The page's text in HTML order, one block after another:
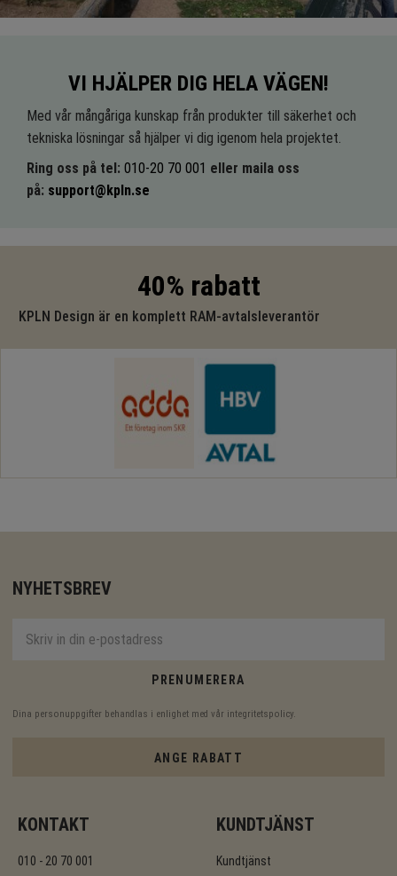
VI HJÄLPER DIG HELA VÄGEN!
Med vår mångåriga kunskap från produkter till säkerhet och
tekniska lösningar så hjälper vi dig igenom hela projektet.
Ring oss på tel: 010-20 70 001 eller maila oss
på: support@kpln.se
40% rabatt
KPLN Design är en komplett RAM-avtalsleverantör
NYHETSBREV
PRENUMERERA
Dina personuppgifter behandlas i enlighet med vår integritetspolicy
ANGE RABATT
KONTAKT
010 - 20 70 001
KUNDTJÄNST
Kundtjänst